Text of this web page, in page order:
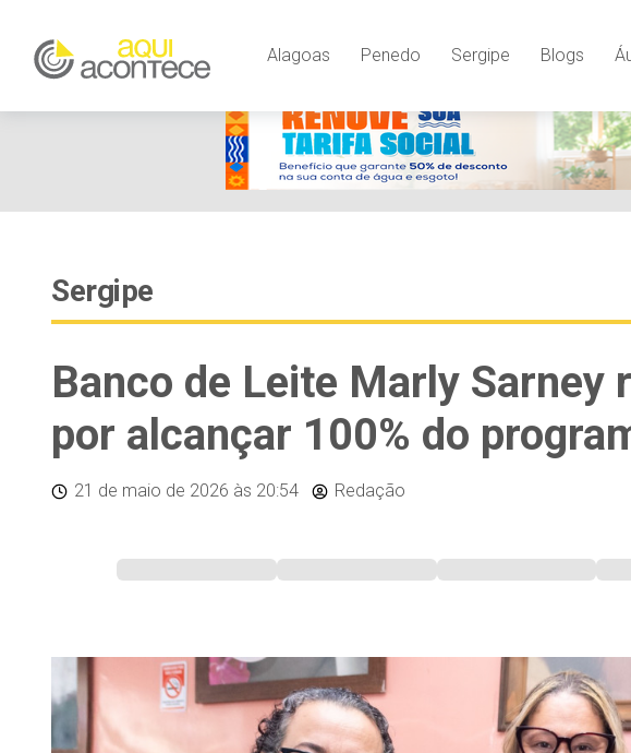
Alagoas Penedo Sergipe Blogs
Sergipe
Banco de Leite Marly Sarney
por alcançar 100% do
21 de maio de 2026 às 20:54 Redação